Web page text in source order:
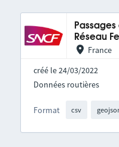
Réseau
France
créé le 24/03/2022
Format csv
Données routières